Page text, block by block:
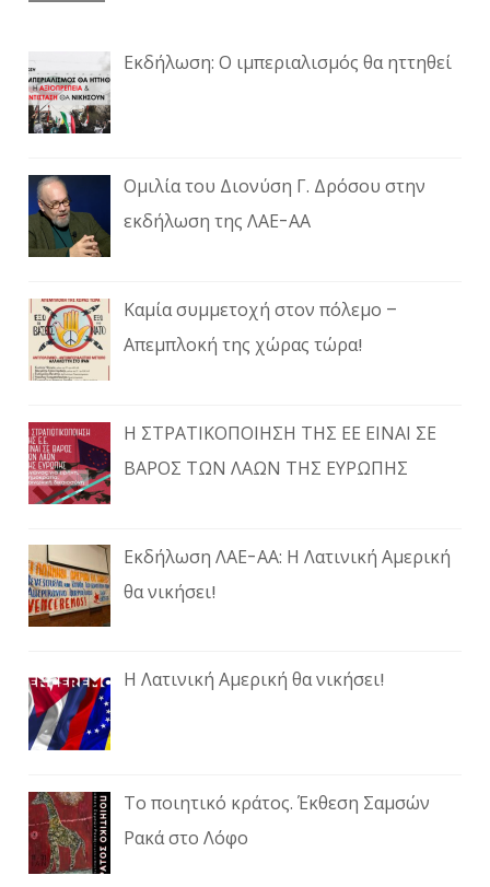
Εκδήλωση: Ο ιμπεριαλισμός θα ηττηθεί
Ομιλία του Διονύση Γ. Δρόσου στην
εκδήλωση της ΛΑΕ-ΑΑ
Καμία συμμετοχή στον πόλεμο –
Απεμπλοκή της χώρας τώρα!
Η ΣΤΡΑΤΙΚΟΠΟΙΗΣΗ ΤΗΣ ΕΕ ΕΙΝΑΙ ΣΕ
ΒΑΡΟΣ ΤΩΝ ΛΑΩΝ ΤΗΣ ΕΥΡΩΠΗΣ
Εκδήλωση ΛΑΕ-ΑΑ: Η Λατινική Αμερική
θα νικήσει!
Η Λατινική Αμερική θα νικήσει!
Το ποιητικό κράτος. Έκθεση Σαμσών
Ρακά στο Λόφο